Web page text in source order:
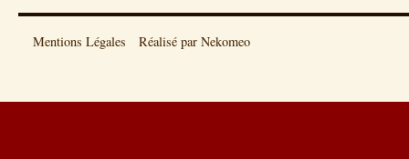
Mentions Légales Réalisé par Nekomeo